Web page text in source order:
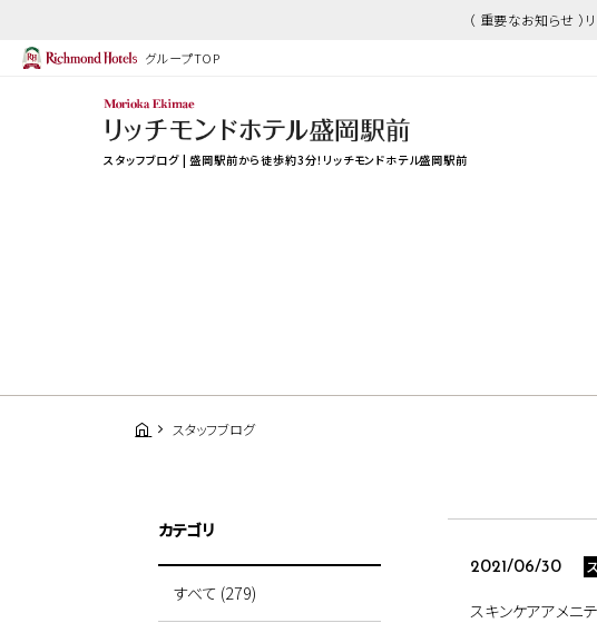
（ 重要なお知らせ
グループTOP
スタッフブログ | 盛岡駅前から徒歩約3分！リッチモンドホテル盛岡駅前
スタッフブログ
2021/06/30
スキンケアアメニ
カテゴリ
すべて (279)